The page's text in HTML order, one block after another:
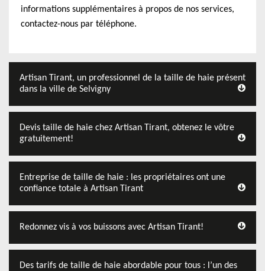
informations supplémentaires à propos de nos services,
contactez-nous par téléphone.
Artisan Tirant, un professionnel de la taille de haie présent
dans la ville de Selvigny
Devis taille de haie chez Artisan Tirant, obtenez le vôtre
gratuitement!
Entreprise de taille de haie : les propriétaires ont une
confiance totale à Artisan Tirant
Redonnez vis à vos buissons avec Artisan Tirant!
Des tarifs de taille de haie abordable pour tous : l’un des